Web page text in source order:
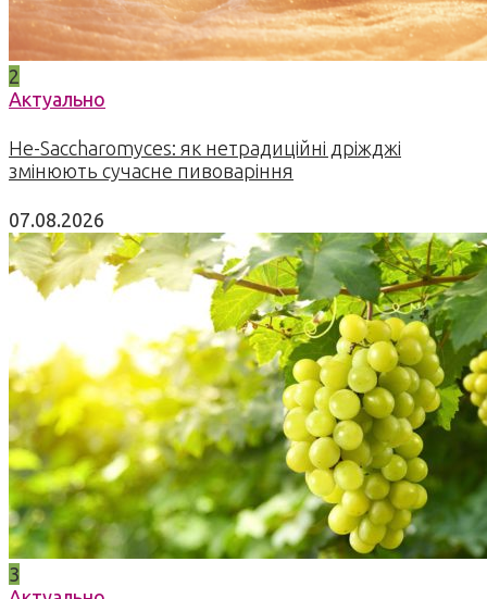
2
Актуально
Не-Saccharomyces: як нетрадиційні дріжджі
змінюють сучасне пивоваріння
07.08.2026
3